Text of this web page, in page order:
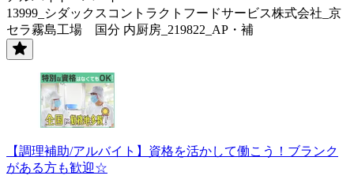
13999_シダックスコントラクトフードサービス株式会社_京
セラ霧島工場 国分 内厨房_219822_AP・補
【調理補助/アルバイト】資格を活かして働こう！ブランク
がある方も歓迎☆